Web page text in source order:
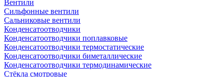
Вентили
Сильфонные вентили
Сальниковые вентили
Конденсатоотводчики
Конденсатоотводчики поплавковые
Конденсатоотводчики термостатические
Конденсатоотводчики биметаллические
Конденсатоотводчики термодинамические
Стёкла смотровые